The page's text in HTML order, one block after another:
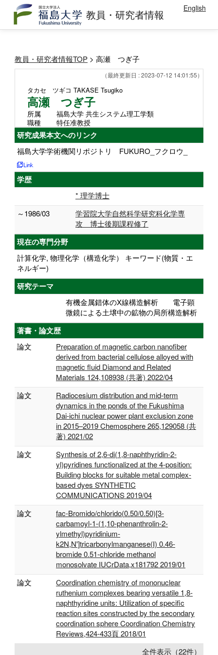
教員・研究者情報 English
教員・研究者情報TOP > 高瀬 つぎ子
（最終更新日 : 2023-07-12 14:01:55）
タカセ ツギコ TAKASE Tsugiko
高瀬 つぎ子
所属
福島大学 共生システム理工学類
職種
特任准教授
研究成果本文へのリンク
福島大学学術機関リポジトリ FUKURO_フクロウ_
学歴
* 理学博士
～1986/03
学習院大学自然科学研究科化学専
攻 博士後期課程修了
現在の専門分野
計算化学, 物理化学（構造化学） キーワード(物質・エ
ネルギー)
研究テーマ
有機金属錯体のX線構造解析 電子顕
微鏡による土壌中の鉱物の局所構造解析
著書・論文歴
論文
Preparation of magnetic carbon nanofiber
derived from bacterial cellulose alloyed with
magnetic fluid Diamond and Related
Materials 124,108938 (共著) 2022/04
論文
Radiocesium distribution and mid-term
dynamics in the ponds of the Fukushima
Dai-ichi nuclear power plant exclusion zone
in 2015–2019 Chemosphere 265,129058 (共
著) 2021/02
論文
Synthesis of 2,6-di(1,8-naphthyridin-2-
yl)pyridines functionalized at the 4-position:
Building blocks for suitable metal complex-
based dyes SYNTHETIC
COMMUNICATIONS 2019/04
論文
fac-Bromido/chlorido(0.50/0.50)[3-
carbamoyl-1-(1,10-phenanthrolin-2-
ylmethyl)pyridinium-
k2N,N']tricarbonylmanganese(I) 0.46-
bromide 0.51-chloride methanol
monosolvate IUCrData,x181792 2019/01
論文
Coordination chemistry of mononuclear
ruthenium complexes bearing versatile 1,8-
naphthyridine units: Utilization of specific
reaction sites constructed by the secondary
coordination sphere Coordination Chemistry
Reviews,424-433頁 2018/01
全件表示（22件）